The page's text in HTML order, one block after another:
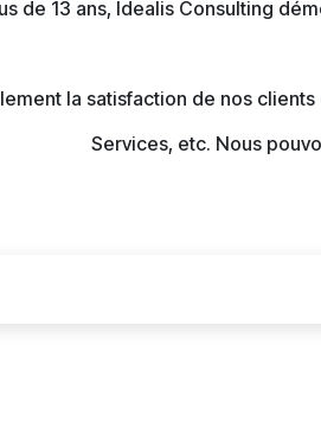
de 13 ans, Idealis Consulting
la satisfaction de nos
Services, etc. Nous